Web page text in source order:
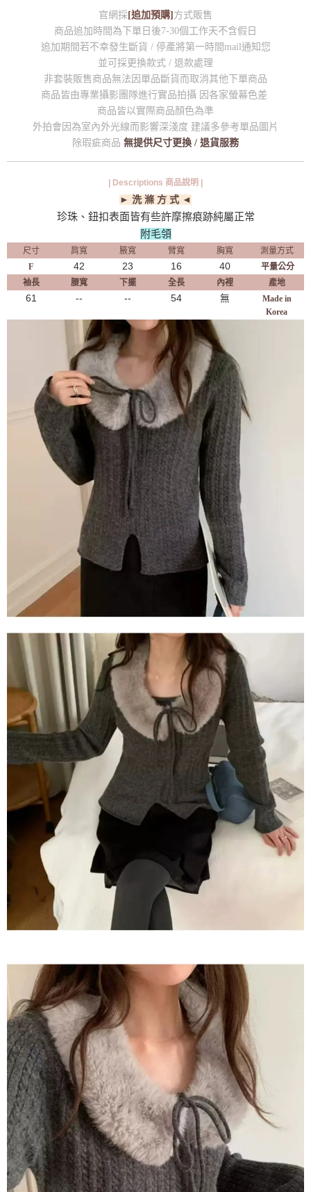
官網採[追加預購]方式販售
商品追加時間為下單日後7-30個工作天不含假日
追加期間若不幸發生斷貨 / 停產將第一時間mail通知您
並可採更換款式 / 退款處理
非套裝販售商品無法因單品斷貨而取消其他下單商品
商品皆由專業攝影團隊進行實品拍攝 因各家螢幕色差
商品皆以實際商品顏色為準
外拍會因為室內外光線而影響深淺度 建議多參考單品圖片
除瑕疵商品 無提供尺寸更換 / 退貨服務
| Descriptions 商品說明 |
► 洗 滌 方 式 ◄
珍珠、鈕扣表面皆有些許摩擦痕跡純屬正常
附毛領
尺寸 肩寬 腋寬 臂寬 胸寬
測量方式
F
42 23 16 40
平量公分
袖長
腰寬 下擺 全長 內裡 產地
61 -- -- 54 無
Made in
Korea